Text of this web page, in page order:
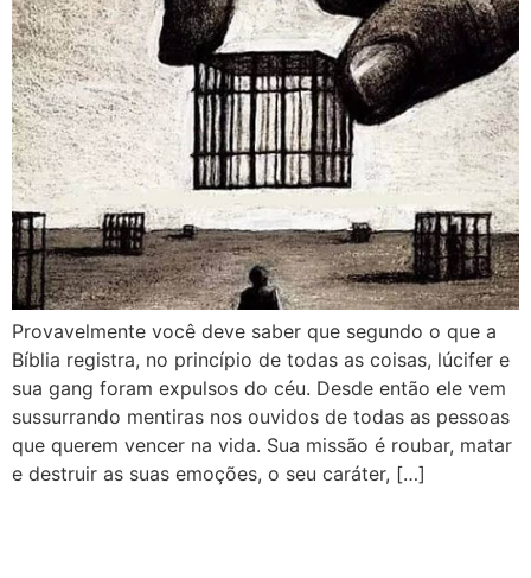
Provavelmente você deve saber que segundo o que a
Bíblia registra, no princípio de todas as coisas, lúcifer e
sua gang foram expulsos do céu. Desde então ele vem
sussurrando mentiras nos ouvidos de todas as pessoas
que querem vencer na vida. Sua missão é roubar, matar
e destruir as suas emoções, o seu caráter, […]